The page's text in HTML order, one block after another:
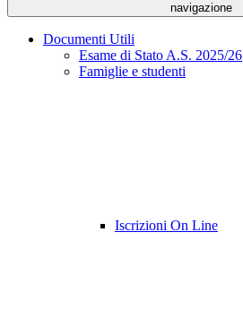
navigazione
Documenti Utili
Esame di Stato A.S. 2025/26
Famiglie e studenti
Iscrizioni On Line